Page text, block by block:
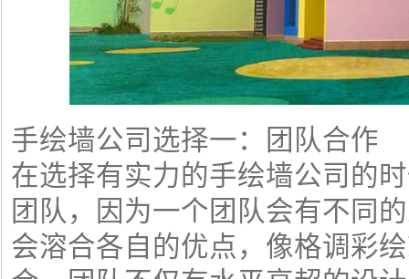
手绘墙公司选择一：团队合作
在选择有实力的手绘墙公司的
团队，因为一个团队会有不同
会溶合各自的优点，像格调彩